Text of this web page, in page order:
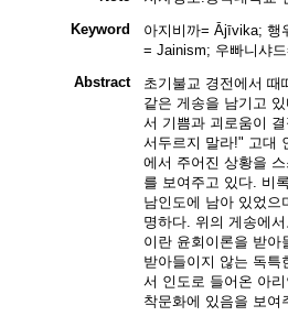
Keyword
아지비까= Ājīvika; 행
= Jainism; 우빠니샤
Abstract
초기불교 경전에서 때
같은 게송을 남기고
서 기쁨과 괴로움이
서두르지 말라!" 고대
에서 주어진 상황을
를 보여주고 있다. 비
남인도에 남아 있었
명하다. 위의 게송에
이란 윤회이론을 받아
받아들이지 않는 독
서 인도로 들어온 아
착문화에 있음을 보여